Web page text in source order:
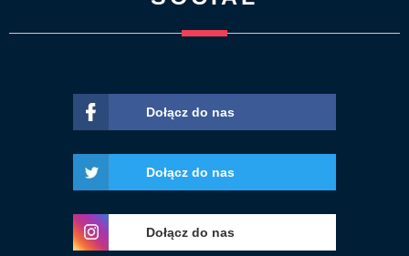
Dołącz do nas
Dołącz do nas
Dołącz do nas